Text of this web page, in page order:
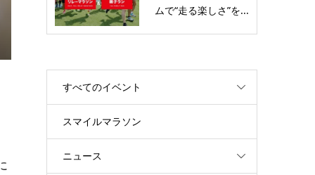
ムで“走る楽しさ”を...
すべてのイベント
スマイルマラソン
ニュース